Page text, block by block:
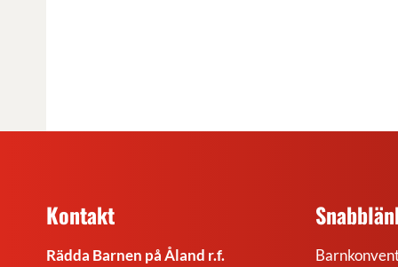
Kontakt
Rädda Barnen på Åland r.f.